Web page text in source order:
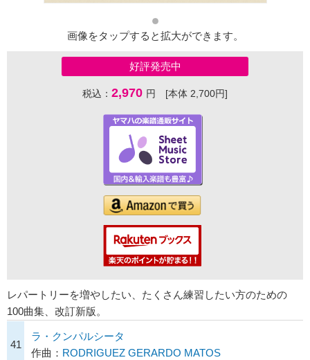
画像をタップすると拡大ができます。
好評発売中
税込： 2,970 円 [本体 2,700円]
レパートリーを増やしたい、たくさん練習したい方のための
100曲集、改訂新版。
41
ラ・クンパルシータ
作曲： RODRIGUEZ GERARDO MATOS